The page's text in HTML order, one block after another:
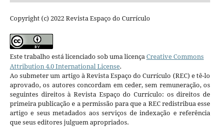
Copyright (c) 2022 Revista Espaço do Currículo
Este trabalho está licenciado sob uma licençaCreative Commons
Attribution 4.0 International License.
Ao submeter um artigo à Revista Espaço do Currículo (REC) e tê-lo
aprovado, os autores concordam em ceder, sem remuneração, os
seguintes direitos à Revista Espaço do Currículo: os direitos de
primeira publicação e a permissão para que a REC redistribua esse
artigo e seus metadados aos serviços de indexação e referência
que seus editores julguem apropriados.